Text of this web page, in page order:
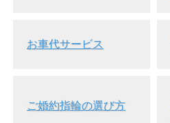
お車代サービス
ご婚約指輪の選び方